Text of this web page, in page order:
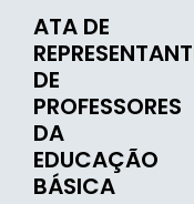
ATA DE
DE
PROFESSORES
DA
EDUCAÇÃO
BÁSICA